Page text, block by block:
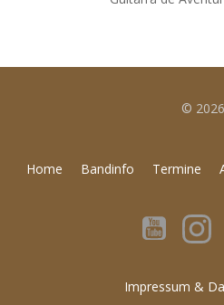
© 2026
Home Bandinfo Termine
Impressum &